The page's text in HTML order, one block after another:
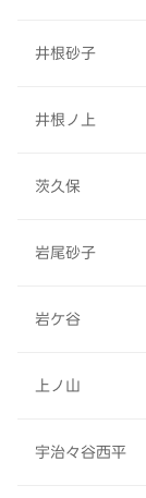
井根砂子
井根ノ上
茨久保
岩尾砂子
岩ケ谷
上ノ山
宇治々谷西平